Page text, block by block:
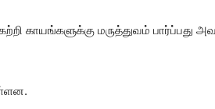
காயங்களுக்கு மருத்துவம் பார்ப்பது